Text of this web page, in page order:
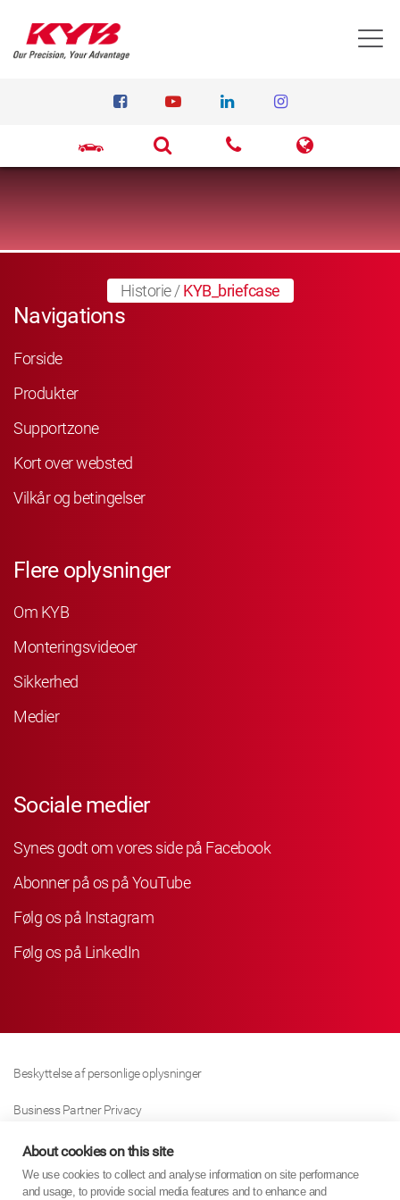
Historie/KYB_briefcase
Navigations
Forside
Produkter
Supportzone
Kort over websted
Vilkår og betingelser
Flere oplysninger
Om KYB
Monteringsvideoer
Sikkerhed
Medier
Sociale medier
Synes godt om vores side på Facebook
Abonner på os på YouTube
Følg os på Instagram
Følg os på LinkedIn
Beskyttelse af personlige oplysninger
Business Partner Privacy
Cookie Politik
Modern Slavery Act Policy
About cookies on this site
We use cookies to collect and analyse information on site performance
and usage, to provide social media features and to enhance and